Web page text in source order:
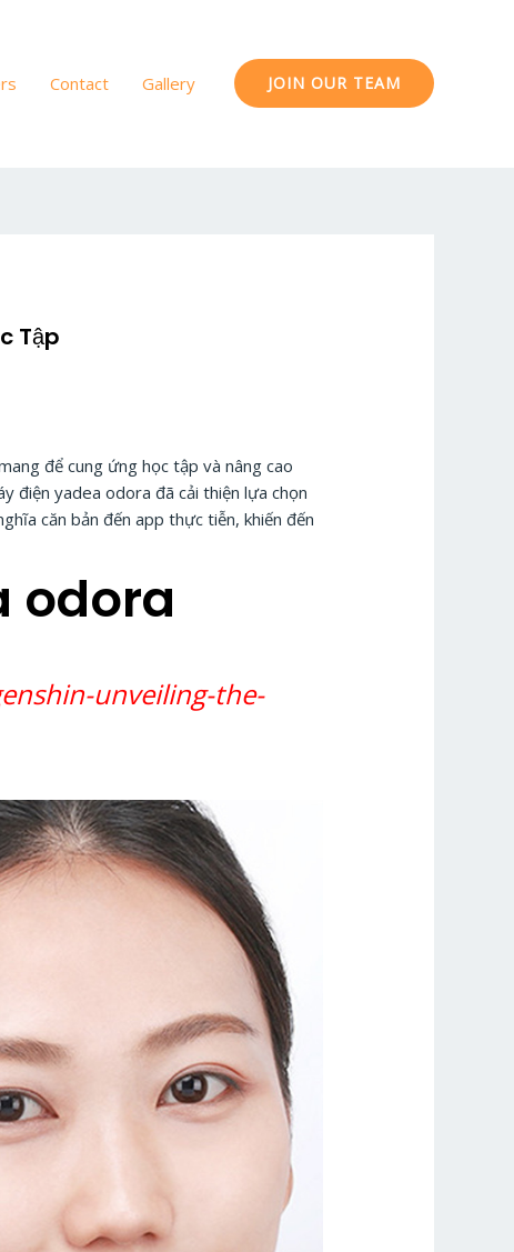
Contact Gallery JOIN OUR TEAM
Tập
để cung ứng học tập và nâng cao
điện yadea odora đã cải thiện lựa chọn
căn bản đến app thực tiễn, khiến đến
odora
unveiling-the-